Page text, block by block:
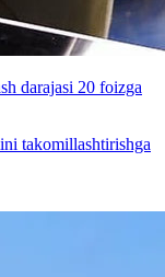
darajasi 20 foizga
takomillashtirishga